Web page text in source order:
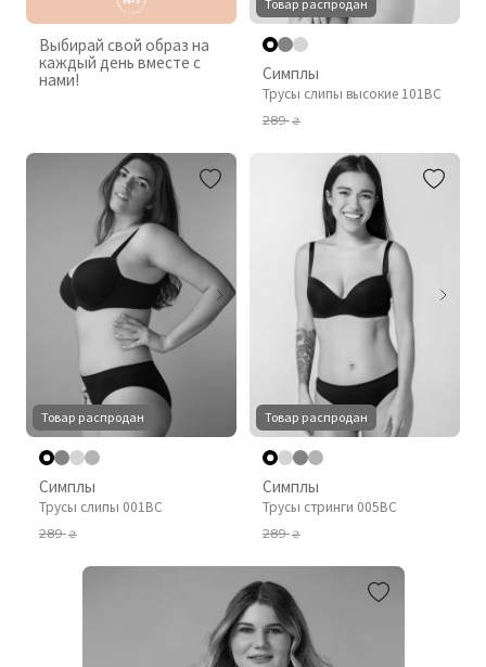
Выбирай свой образ на
каждый день вместе с
нами!
Товар распродан
Симплы
Трусы слипы высокие 101BC
289₴
Товар распродан
Симплы
Трусы слипы 001BC
289₴
Товар распродан
Симплы
Трусы стринги 005BC
289₴